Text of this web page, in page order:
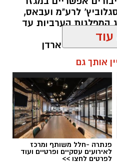
לרע"מ ועבאס,
המפלגות הערביות עד
מפלגתו של ארדן
הקוים... אם לא
נציגות הימנים
לחולל שריפת
מ2022
אותך גם
פנתרה -חלל משותף ומרכז
לאירועים עסקיים ופרטיים ועוד
לפרטים לחצו >>